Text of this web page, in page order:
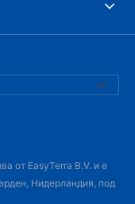
от EasyTerra B.V. и е
Нидерландия, под